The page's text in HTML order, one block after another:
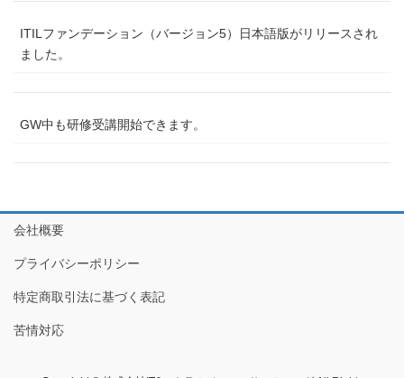
ITILファンデーション（バージョン5）日本語版がリリースされ
ました。
GW中も研修受講開始できます。
会社概要
プライバシーポリシー
特定商取引法に基づく表記
苦情対応